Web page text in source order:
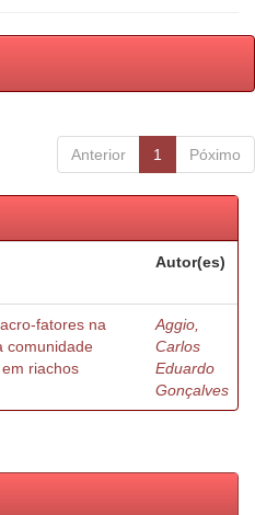
Anterior 1 Póximo
Autor(es)
fatores na
comunidade
riachos
Aggio,
Carlos
Eduardo
Gonçalves